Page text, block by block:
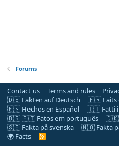
Forums
Contact us Terms and rules
🇩🇪 Fakten auf Deutsch
🇫🇷 Faits
🇪🇸 Hechos en Español
🇮🇹 Fatti
🇧🇷 🇵🇹 Fatos em português
🇩🇰
🇸🇪 Fakta på svenska
🇳🇴 Fakta
🌍 Facts
R